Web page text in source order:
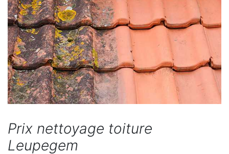
Prix nettoyage toiture
Leupegem